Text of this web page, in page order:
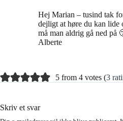
Hej Marian – tusind tak
dejligt at høre du kan lide
må man aldrig gå ned på
Alberte
5 from 4 votes (3
Skriv et svar